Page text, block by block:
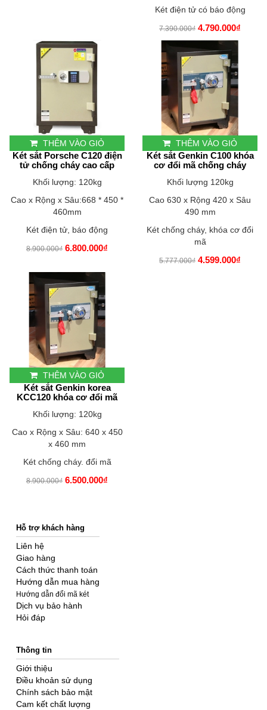
Két điện tử có báo động
7.390.000₫ 4.790.000₫
THÊM VÀO GIỎ
Két sắt Porsche C120 điện
tử chống cháy cao cấp
Khối lượng: 120kg
Cao x Rộng x Sâu:668 * 450 *
460mm
Két điện tử, báo động
8.900.000₫ 6.800.000₫
THÊM VÀO GIỎ
Két sắt Genkin C100 khóa
cơ đổi mã chống cháy
Khối lượng 120kg
Cao 630 x Rộng 420 x Sâu
490 mm
Két chống cháy, khóa cơ đổi
mã
5.777.000₫ 4.599.000₫
THÊM VÀO GIỎ
Két sắt Genkin korea
KCC120 khóa cơ đổi mã
Khối lượng: 120kg
Cao x Rộng x Sâu: 640 x 450
x 460 mm
Két chống cháy. đổi mã
8.900.000₫ 6.500.000₫
Hỗ trợ khách hàng
Liên hệ
Giao hàng
Cách thức thanh toán
Hướng dẫn mua hàng
Hướng dẫn đổi mã két
Dịch vụ bảo hành
Hỏi đáp
Thông tin
Giới thiệu
Điều khoản sử dụng
Chính sách bảo mật
Cam kết chất lượng